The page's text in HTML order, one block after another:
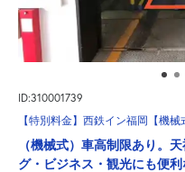
ID:310001739
【特別料金】西鉄イン福岡【機械
（機械式）車高制限あり。
グ・ビジネス・観光にも便利